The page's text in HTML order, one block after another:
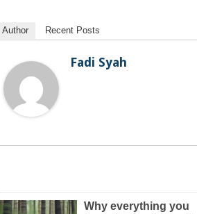
Author Recent Posts
Fadi Syah